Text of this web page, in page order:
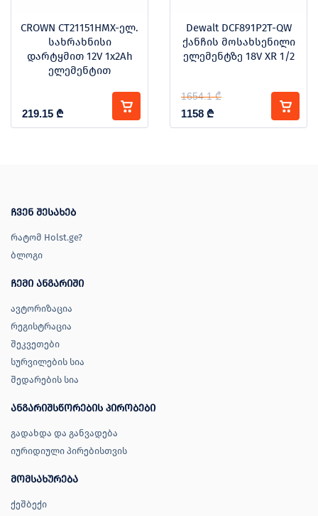
CROWN CT21151HMX-ელ.
სახრახნისი
დარტყმით 12V 1x2Ah
ელემენტით
219.15 ₾
Dewalt DCF891P2T-QW
ქანჩის მოსახსენილი
ელემენტზე 18V XR 1/2
1654.1 ₾
1158 ₾
ჩვენ შესახებ
რატომ Holst.ge?
ბლოგი
ჩემი ანგარიში
ავტორიზაცია
რეგისტრაცია
შეკვეთები
სურვილების სია
შედარების სია
ანგარიშსწორების პირობები
გადახდა და განვადება
იურიდიული პირებისთვის
მომსახურება
ქეშბექი